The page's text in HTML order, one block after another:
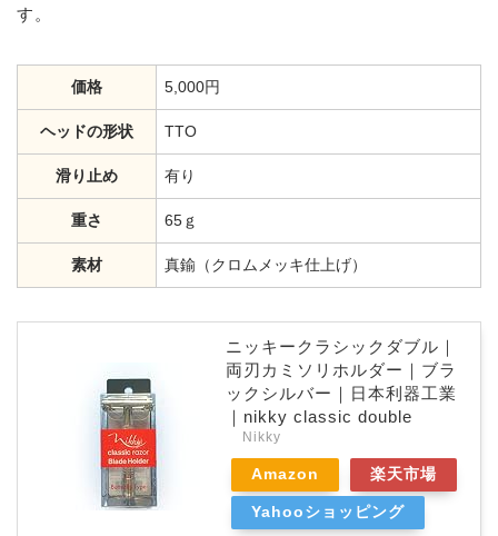
す。
価格 5,000円
ヘッドの形状 TTO
滑り止め 有り
重さ 65ｇ
素材 真鍮（クロムメッキ仕上げ）
ニッキークラシックダブル｜
両刃カミソリホルダー｜ブラ
ックシルバー｜日本利器工業
｜nikky classic double
Nikky
Amazon 楽天市場
Yahooショッピング